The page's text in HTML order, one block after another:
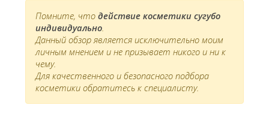
Помните, что действие косметики сугубо
индивидуально.
Данный обзор является исключительно моим
личным мнением и не призывает никого и ни к
чему.
Для качественного и безопасного подбора
косметики обратитесь к специалисту.